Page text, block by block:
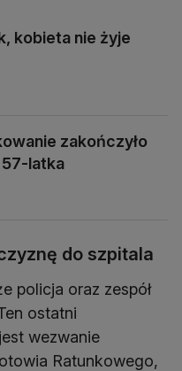
kobieta nie żyje
zakończyło
latka
do szpitala
policja oraz zespół
ostatni
wezwanie
Ratunkowego,